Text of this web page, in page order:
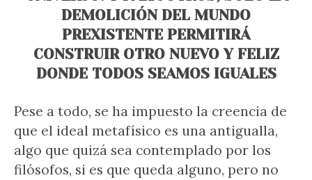
DEMOLICIÓN DEL MUNDO
PREXISTENTE PERMITIRÁ
CONSTRUIR OTRO NUEVO Y FELIZ
DONDE TODOS SEAMOS IGUALES
Pese a todo, se ha impuesto la creencia de
que el ideal metafísico es una antigualla,
algo que quizá sea contemplado por los
filósofos, si es que queda alguno, pero no